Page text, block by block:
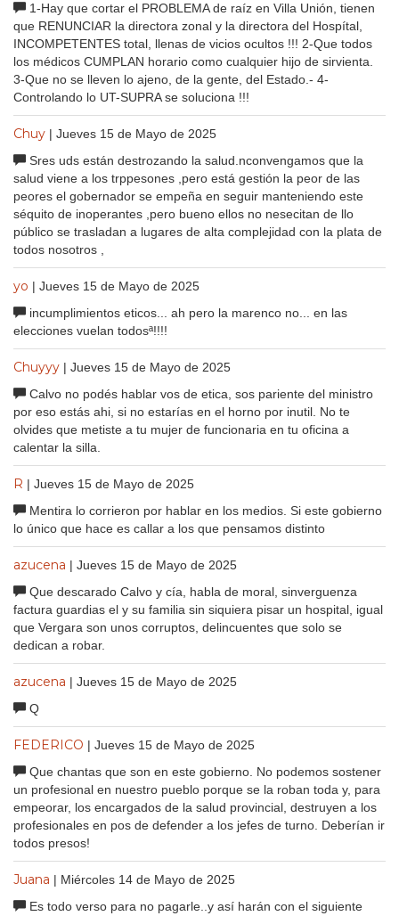
1-Hay que cortar el PROBLEMA de raíz en Villa Unión, tienen
que RENUNCIAR la directora zonal y la directora del Hospítal,
INCOMPETENTES total, llenas de vicios ocultos !!! 2-Que todos
los médicos CUMPLAN horario como cualquier hijo de sirvienta.
3-Que no se lleven lo ajeno, de la gente, del Estado.- 4-
Controlando lo UT-SUPRA se soluciona !!!
Chuy | Jueves 15 de Mayo de 2025
Sres uds están destrozando la salud.nconvengamos que la
salud viene a los trppesones ,pero está gestión la peor de las
peores el gobernador se empeña en seguir manteniendo este
séquito de inoperantes ,pero bueno ellos no nesecitan de llo
público se trasladan a lugares de alta complejidad con la plata de
todos nosotros ,
yo | Jueves 15 de Mayo de 2025
incumplimientos eticos... ah pero la marenco no... en las
elecciones vuelan todosª!!!!
Chuyyy | Jueves 15 de Mayo de 2025
Calvo no podés hablar vos de etica, sos pariente del ministro
por eso estás ahi, si no estarías en el horno por inutil. No te
olvides que metiste a tu mujer de funcionaria en tu oficina a
calentar la silla.
R | Jueves 15 de Mayo de 2025
Mentira lo corrieron por hablar en los medios. Si este gobierno
lo único que hace es callar a los que pensamos distinto
azucena | Jueves 15 de Mayo de 2025
Que descarado Calvo y cía, habla de moral, sinverguenza
factura guardias el y su familia sin siquiera pisar un hospital, igual
que Vergara son unos corruptos, delincuentes que solo se
dedican a robar.
azucena | Jueves 15 de Mayo de 2025
Q
FEDERICO | Jueves 15 de Mayo de 2025
Que chantas que son en este gobierno. No podemos sostener
un profesional en nuestro pueblo porque se la roban toda y, para
empeorar, los encargados de la salud provincial, destruyen a los
profesionales en pos de defender a los jefes de turno. Deberían ir
todos presos!
Juana | Miércoles 14 de Mayo de 2025
Es todo verso para no pagarle..y así harán con el siguiente